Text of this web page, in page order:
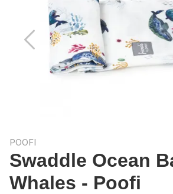
POOFI
Swaddle Ocean
Whales - Poofi